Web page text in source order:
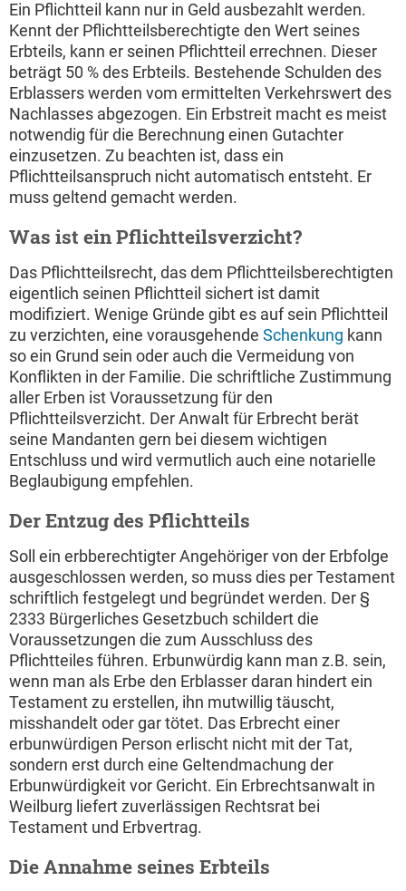
Ein Pflichtteil kann nur in Geld ausbezahlt werden.
Kennt der Pflichtteilsberechtigte den Wert seines
Erbteils, kann er seinen Pflichtteil errechnen. Dieser
beträgt 50 % des Erbteils. Bestehende Schulden des
Erblassers werden vom ermittelten Verkehrswert des
Nachlasses abgezogen. Ein Erbstreit macht es meist
notwendig für die Berechnung einen Gutachter
einzusetzen. Zu beachten ist, dass ein
Pflichtteilsanspruch nicht automatisch entsteht. Er
muss geltend gemacht werden.
Was ist ein Pflichtteilsverzicht?
Das Pflichtteilsrecht, das dem Pflichtteilsberechtigten
eigentlich seinen Pflichtteil sichert ist damit
modifiziert. Wenige Gründe gibt es auf sein Pflichtteil
zu verzichten, eine vorausgehende Schenkung kann
so ein Grund sein oder auch die Vermeidung von
Konflikten in der Familie. Die schriftliche Zustimmung
aller Erben ist Voraussetzung für den
Pflichtteilsverzicht. Der Anwalt für Erbrecht berät
seine Mandanten gern bei diesem wichtigen
Entschluss und wird vermutlich auch eine notarielle
Beglaubigung empfehlen.
Der Entzug des Pflichtteils
Soll ein erbberechtigter Angehöriger von der Erbfolge
ausgeschlossen werden, so muss dies per Testament
schriftlich festgelegt und begründet werden. Der §
2333 Bürgerliches Gesetzbuch schildert die
Voraussetzungen die zum Ausschluss des
Pflichtteiles führen. Erbunwürdig kann man z.B. sein,
wenn man als Erbe den Erblasser daran hindert ein
Testament zu erstellen, ihn mutwillig täuscht,
misshandelt oder gar tötet. Das Erbrecht einer
erbunwürdigen Person erlischt nicht mit der Tat,
sondern erst durch eine Geltendmachung der
Erbunwürdigkeit vor Gericht. Ein Erbrechtsanwalt in
Weilburg liefert zuverlässigen Rechtsrat bei
Testament und Erbvertrag.
Die Annahme seines Erbteils